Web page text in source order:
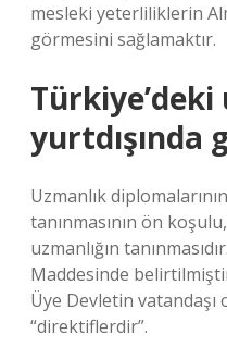
mesleki yeterliliklerin
görmesini sağlamaktır.
Türkiye’deki
yurtdışında
Uzmanlık
tanınmasının ön
uzmanlığın
Maddesinde
Üye Devletin vatandaşı
“direktiflerdir”.